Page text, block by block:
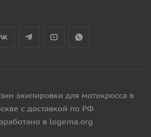
экипировки для мотокросса в
с доставкой по РФ
в logema.org